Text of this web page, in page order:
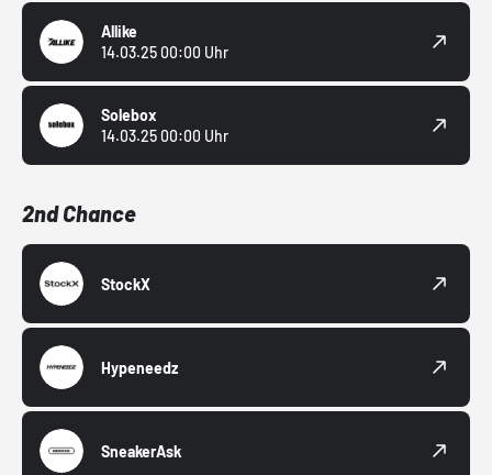
Allike
14.03.25 00:00 Uhr
Solebox
14.03.25 00:00 Uhr
2nd Chance
StockX
Hypeneedz
SneakerAsk